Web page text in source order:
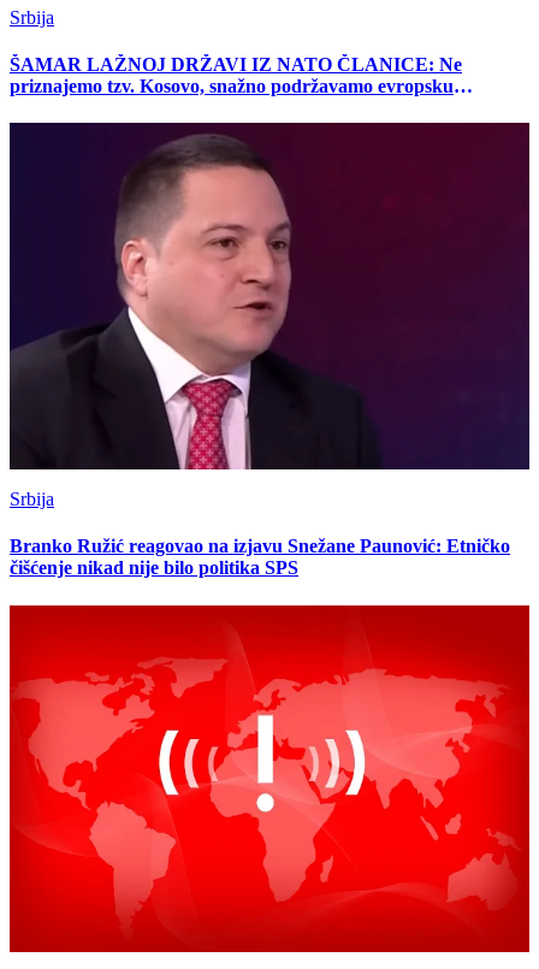
Srbija
ŠAMAR LAŽNOJ DRŽAVI IZ NATO ČLANICE: Ne
priznajemo tzv. Kosovo, snažno podržavamo evropsku
Srbija
Branko Ružić reagovao na izjavu Snežane Paunović: Etničko
čišćenje nikad nije bilo politika SPS